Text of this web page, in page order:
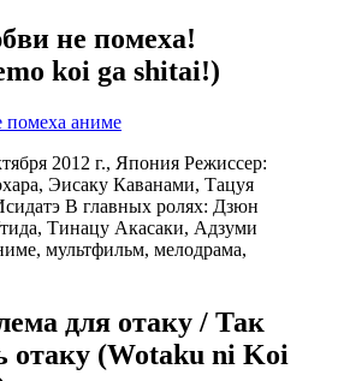
не помеха!
koi ga shitai!)
2012 г., Япония Режиссер:
Эисаку Каванами, Тацуя
В главных ролях: Дзюн
Тинацу Акасаки, Адзуми
мультфильм, мелодрама,
для отаку / Так
отаку (Wotaku ni Koi